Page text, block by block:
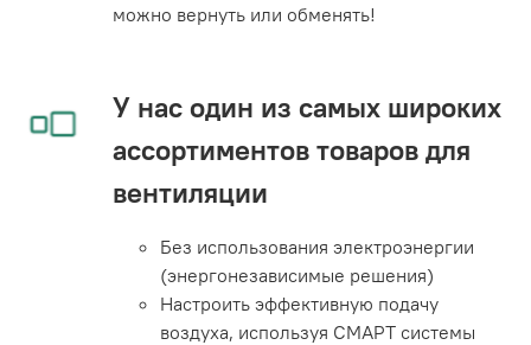
можно вернуть или обменять!
У нас один из самых широких
ассортиментов товаров для
вентиляции
Без использования электроэнергии
(энергонезависимые решения)
Настроить эффективную подачу
воздуха, используя СМАРТ системы